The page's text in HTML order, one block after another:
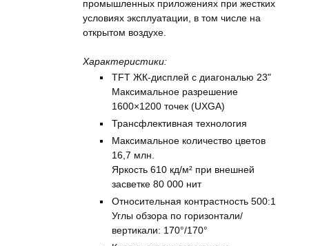
промышленных приложениях при жестких
условиях эксплуатации, в том числе на
открытом воздухе.
Характеристики:
TFT ЖК-дисплей с диагональю 23"
Максимальное разрешение
1600×1200 точек (UXGA)
Трансфлективная технология
Максимальное количество цветов
16,7 млн.
Яркость 610 кд/м² при внешней
засветке 80 000 нит
Относительная контрастность 500:1
Углы обзора по горизонтали/
вертикали: 170°/170°